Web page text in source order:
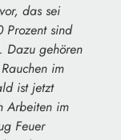
das sei
sind
Dazu gehören
im
ist jetzt
Arbeiten im
Feuer